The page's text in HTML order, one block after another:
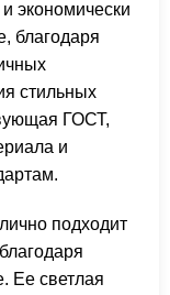
экономически
благодаря
стильных
ГОСТ,
и
подходит
Ее светлая